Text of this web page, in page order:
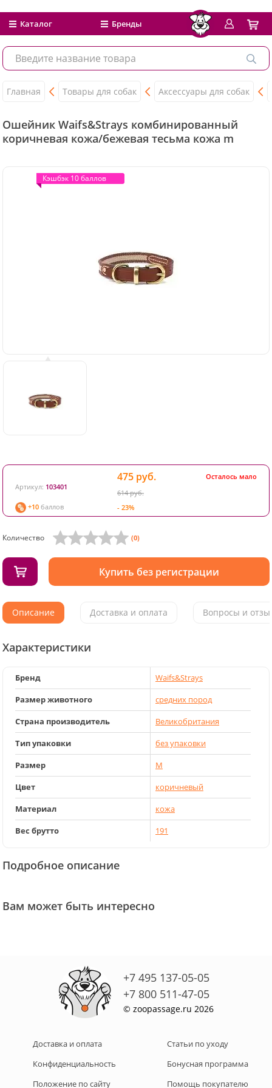
Каталог Бренды
Главная Товары для собак Аксессуары для собак
Ошейник Waifs&Strays комбинированный
коричневая кожа/бежевая тесьма кожа m
Кэшбэк 10 баллов
Кэшбэк 10 баллов
Артикул: 103401
+10 баллов
475 руб.
614 руб.
- 23%
Осталось мало
Количество
Купить без регистрации
(0)
Описание Доставка и оплата Вопросы и
Характеристики
Бренд
Waifs&Strays
Размер животного
средних пород
Страна производитель
Великобритания
Тип упаковки
без упаковки
Размер
M
Цвет
коричневый
Материал
кожа
Вес брутто
191
Подробное описание
Вам может быть интересно
+7 495 137-05-05
+7 800 511-47-05
© zoopassage.ru 2026
Доставка и оплата
Конфиденциальность
Положение по сайту
Статьи по уходу
Бонусная программа
Помощь покупателю